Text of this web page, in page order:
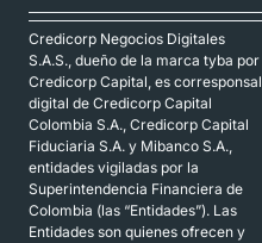
Credicorp Negocios Digitales
S.A.S., dueño de la marca tyba por
Credicorp Capital, es corresponsal
digital de Credicorp Capital
Colombia S.A., Credicorp Capital
Fiduciaria S.A. y Mibanco S.A.,
entidades vigiladas por la
Superintendencia Financiera de
Colombia (las “Entidades”). Las
Entidades son quienes ofrecen y